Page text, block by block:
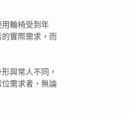
輪椅受到年
實際需求，而
與常人不同，
需求者，無論